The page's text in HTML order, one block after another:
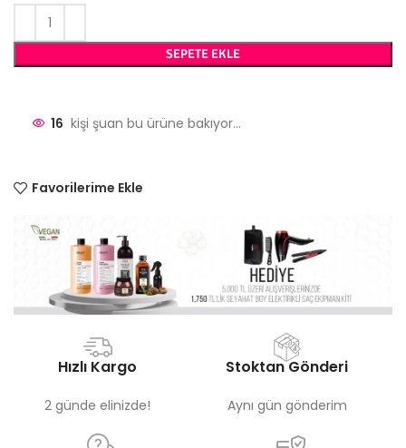
SEPETE EKLE
16 kişi şuan bu ürüne bakıyor...
Favorilerime Ekle
Hızlı Kargo
2 günde elinizde!
Stoktan Gönderi
Aynı gün gönderim